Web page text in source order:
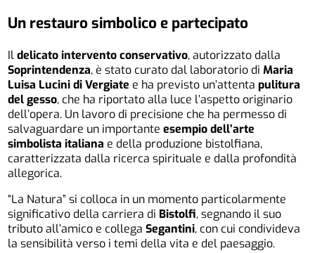
Un restauro simbolico e partecipato
Ildelicato intervento conservativo, autorizzato dalla
Soprintendenza, è stato curato dal laboratorio diMaria
Luisa Lucini di Vergiate e ha previsto un’attentapulitura
del gesso, che ha riportato alla luce l’aspetto originario
dell’opera. Un lavoro di precisione che ha permesso di
salvaguardare un importanteesempio dell’arte
simbolista italiana e della produzione bistolfiana,
caratterizzata dalla ricerca spirituale e dalla profondità
allegorica.
“La Natura” si colloca in un momento particolarmente
significativo della carriera di Bistolfi, segnando il suo
tributo all’amico e collegaSegantini, con cui condivideva
la sensibilità verso i temi della vita e del paesaggio.